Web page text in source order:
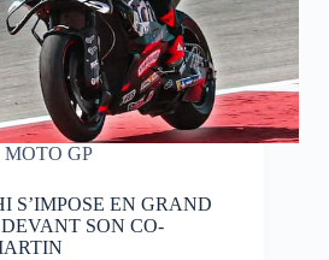
MOTO GP
S’IMPOSE EN GRAND
SON CO-